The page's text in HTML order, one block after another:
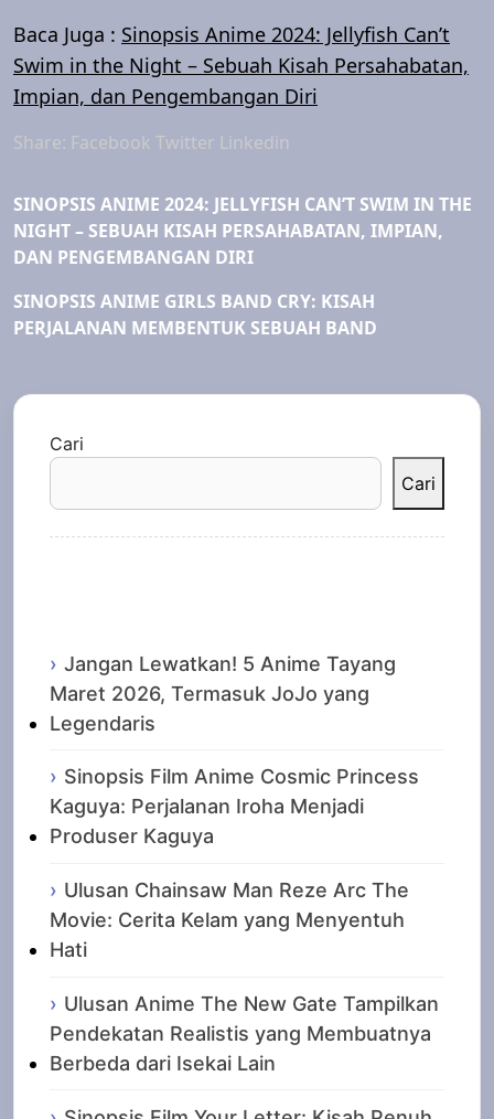
Baca Juga : Sinopsis Anime 2024: Jellyfish Can’t
Swim in the Night – Sebuah Kisah Persahabatan,
Impian, dan Pengembangan Diri
Share: Facebook Twitter Linkedin
SINOPSIS ANIME 2024: JELLYFISH CAN’T SWIM IN THE
NIGHT – SEBUAH KISAH PERSAHABATAN, IMPIAN,
DAN PENGEMBANGAN DIRI
SINOPSIS ANIME GIRLS BAND CRY: KISAH
PERJALANAN MEMBENTUK SEBUAH BAND
Cari
Cari
Jangan Lewatkan! 5 Anime Tayang
Maret 2026, Termasuk JoJo yang
Legendaris
Sinopsis Film Anime Cosmic Princess
Kaguya: Perjalanan Iroha Menjadi
Produser Kaguya
Ulusan Chainsaw Man Reze Arc The
Movie: Cerita Kelam yang Menyentuh
Hati
Ulusan Anime The New Gate Tampilkan
Pendekatan Realistis yang Membuatnya
Berbeda dari Isekai Lain